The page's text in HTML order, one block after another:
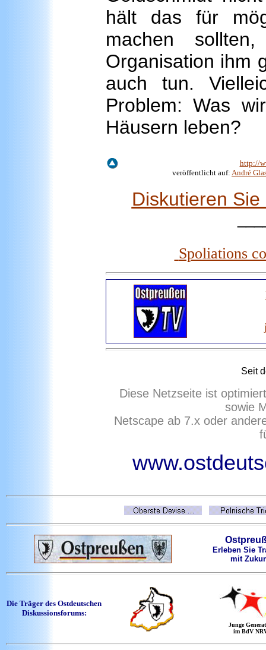
hält das für
machen
Organisation ihm
auch tun.
Problem: Was
Häusern leben?
http://
veröffentlicht auf: André
Diskutieren
Spoliations
Seit
Diese Netzseite ist
sowie
Netscape ab 7.x oder
Erleben Sie
mit
Die Träger des Ostdeutschen
Diskussionsforums:
Junge
im BdV